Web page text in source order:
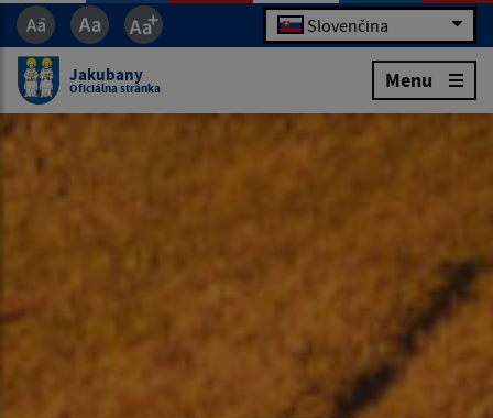
Slovenčina
Jakubany
Oficiálna stránka Menu